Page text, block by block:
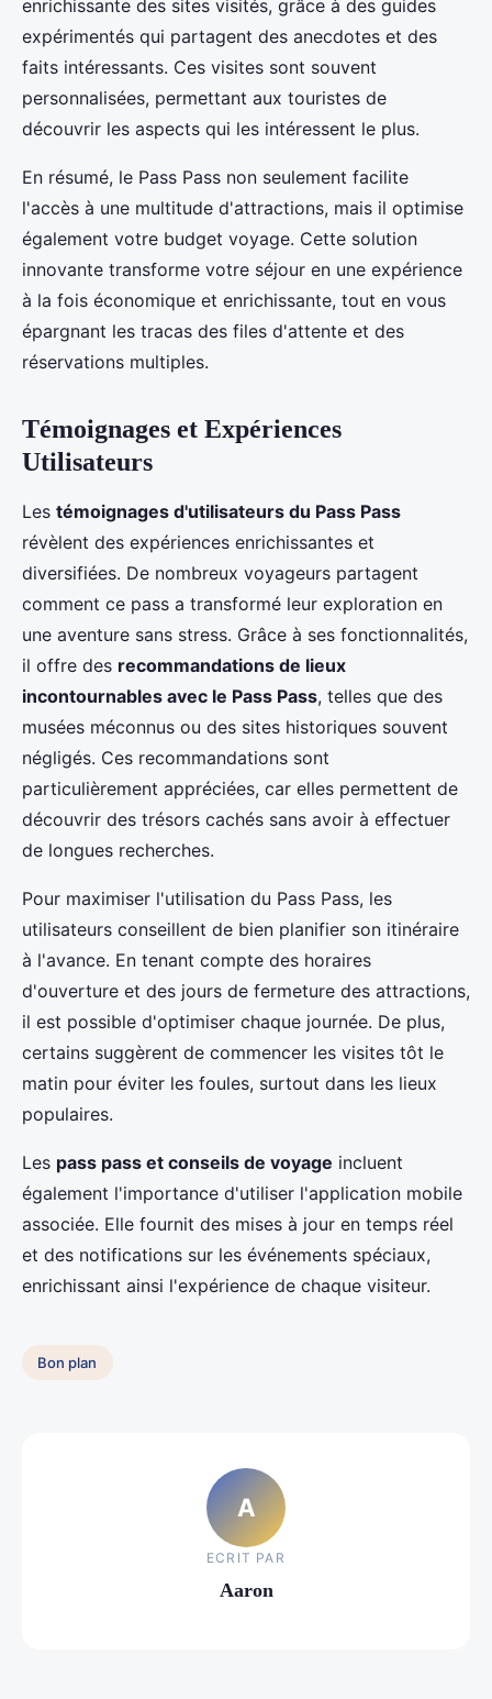
enrichissante des sites visités, grâce à des guides
expérimentés qui partagent des anecdotes et des
faits intéressants. Ces visites sont souvent
personnalisées, permettant aux touristes de
découvrir les aspects qui les intéressent le plus.
En résumé, le Pass Pass non seulement facilite
l'accès à une multitude d'attractions, mais il optimise
également votre budget voyage. Cette solution
innovante transforme votre séjour en une expérience
à la fois économique et enrichissante, tout en vous
épargnant les tracas des files d'attente et des
réservations multiples.
Témoignages et Expériences
Utilisateurs
Les témoignages d'utilisateurs du Pass Pass
révèlent des expériences enrichissantes et
diversifiées. De nombreux voyageurs partagent
comment ce pass a transformé leur exploration en
une aventure sans stress. Grâce à ses fonctionnalités,
il offre des recommandations de lieux
incontournables avec le Pass Pass, telles que des
musées méconnus ou des sites historiques souvent
négligés. Ces recommandations sont
particulièrement appréciées, car elles permettent de
découvrir des trésors cachés sans avoir à effectuer
de longues recherches.
Pour maximiser l'utilisation du Pass Pass, les
utilisateurs conseillent de bien planifier son itinéraire
à l'avance. En tenant compte des horaires
d'ouverture et des jours de fermeture des attractions,
il est possible d'optimiser chaque journée. De plus,
certains suggèrent de commencer les visites tôt le
matin pour éviter les foules, surtout dans les lieux
populaires.
Les pass pass et conseils de voyage incluent
également l'importance d'utiliser l'application mobile
associée. Elle fournit des mises à jour en temps réel
et des notifications sur les événements spéciaux,
enrichissant ainsi l'expérience de chaque visiteur.
Bon plan
A
ECRIT PAR
Aaron